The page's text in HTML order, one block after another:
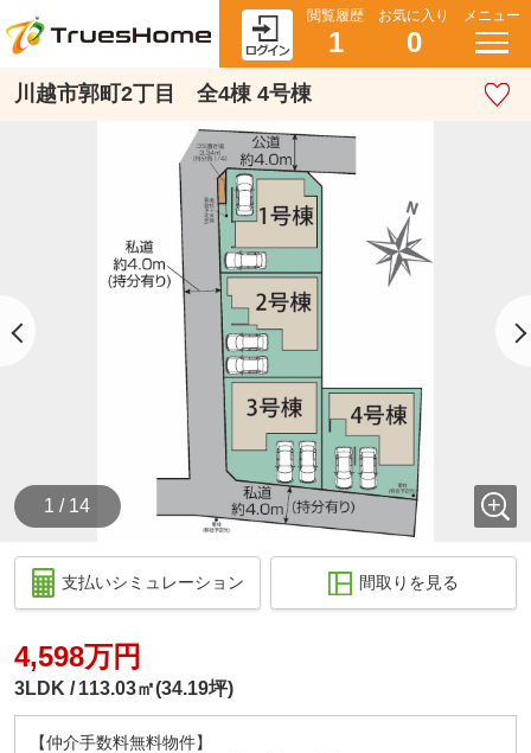
閲覧履歴
1
お気に入り
0
メニュー
川越市郭町2丁目 全4棟 4号棟
1 / 14
支払いシミュレーション 間取りを見る
4,598万円
3LDK 113.03㎡(34.19坪)
【仲介手数料無料物件】